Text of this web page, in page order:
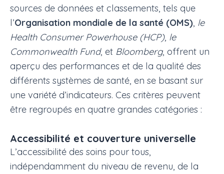
sources de données et classements, tels que
l’Organisation mondiale de la santé (OMS), le
Health Consumer Powerhouse (HCP), le
Commonwealth Fund, et Bloomberg, offrent un
aperçu des performances et de la qualité des
différents systèmes de santé, en se basant sur
une variété d’indicateurs. Ces critères peuvent
être regroupés en quatre grandes catégories :
Accessibilité et couverture universelle
L’accessibilité des soins pour tous,
indépendamment du niveau de revenu, de la